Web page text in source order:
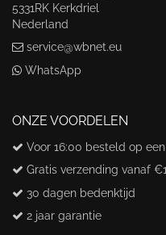
5331RK Kerkdriel
Nederland
service@wbnet.eu
WhatsApp
ONZE VOORDELEN
Voor 16:00 besteld op
Gratis verzending vanaf
30 dagen bedenktijd
2 jaar garantie